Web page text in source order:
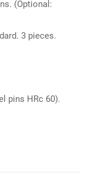
(Optional:
3 pieces.
pins HRc 60).